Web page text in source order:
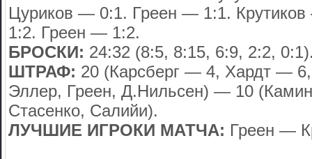
Цуриков — 0:1. Греен — 1:1.
1:2. Греен — 1:2.
БРОСКИ: 24:32 (8:5, 8:15, 6:9, 2:2,
ШТРАФ: 20 (Карсберг — 4, Хардт —
Эллер, Греен, Д.Нильсен) — 10
Стасенко, Салийи).
ЛУЧШИЕ ИГРОКИ МАТЧА: Греен —